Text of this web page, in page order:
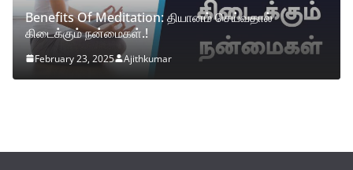
Benefits Of Meditation: தியானம் செய்வதால்
கிடைக்கும் நன்மைகள்.!
February 23, 2025 Ajithkumar